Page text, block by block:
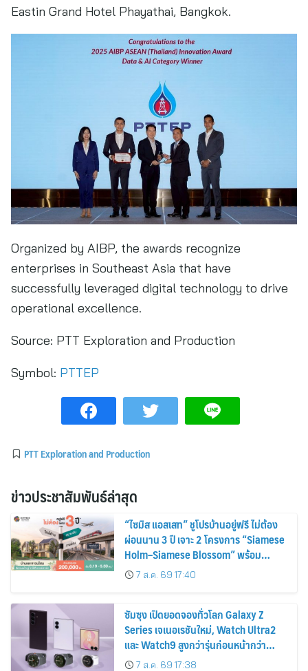
Eastin Grand Hotel Phayathai, Bangkok.
Organized by AIBP, the awards recognize
enterprises in Southeast Asia that have
successfully leveraged digital technology to drive
operational excellence.
Source: PTT Exploration and Production
Symbol: PTTEP
PTT Exploration and Production
ข่าวประชาสัมพันธ์ล่าสุด
“ไซมิส แอสเสท” ชูโปรบ้านอยู่ฟรี ไม่ต้อง
ผ่อนนาน 3 ปี เจาะ 2 โครงการ “Siamese
Holm–Siamese Blossom” พร้อม
ส่วนลดและสิทธิพิเศษถึง 31 สิงหาคม
2569
7 ส.ค. 69 17:40
ซัมซุง เปิดยอดจองทั่วโลก Galaxy Z
Series เจเนอเรชันใหม่, Watch Ultra2
และ Watch9 สูงกว่ารุ่นก่อนหน้ากว่า
30%7 ส.ค. 69 17:38